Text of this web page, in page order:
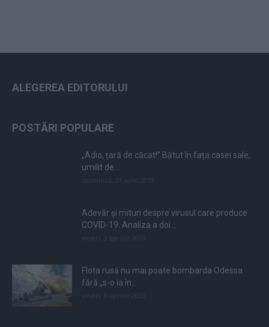
ALEGEREA EDITORULUI
POSTĂRI POPULARE
„Adio, țară de căcat!” Bătut în fața casei sale,
umilit de...
Adevăr și mituri despre virusul care produce
COVID-19. Analiza a doi...
Flota rusă nu mai poate bombarda Odessa
fără „s-o ia în...